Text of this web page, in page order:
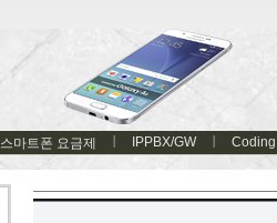
스마트폰 요금제 IPPBX/GW Coding